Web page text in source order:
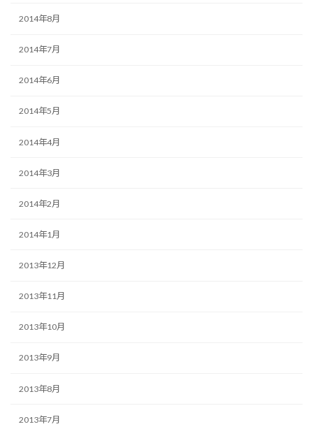
2014年8月
2014年7月
2014年6月
2014年5月
2014年4月
2014年3月
2014年2月
2014年1月
2013年12月
2013年11月
2013年10月
2013年9月
2013年8月
2013年7月